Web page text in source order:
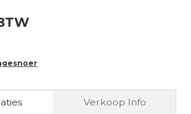
Verkoop Info